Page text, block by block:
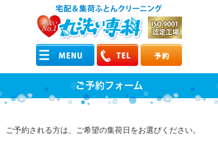
ご予約フォーム
ご予約される方は、ご希望の集荷日をお選びください。